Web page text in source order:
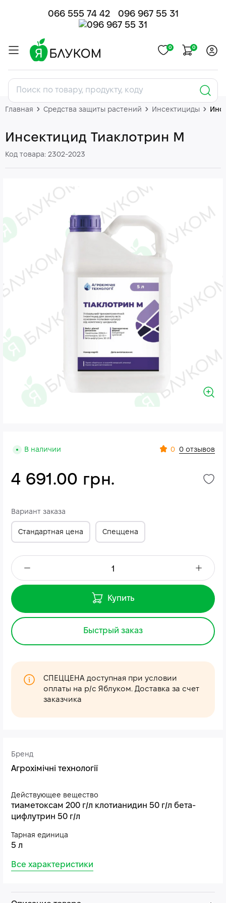
066 555 74 42 096 967 55 31
0 0
Главная Средства защиты растений Инсектициды
Инсектицид Тиаклотрин М
Код товара: 2302-2023
Бренд
Агрохімічні технології
Действующее вещество
тиаметоксам 200 г/л клотианидин 50 г/л бета-
цифлутрин 50 г/л
Тарная единица
5 л
Все характеристики
В наличии 0 0 отзывов
4 691.00 грн.
Вариант заказа
Стандартная цена Спеццена
Купить
Быстрый заказ
СПЕЦЦЕНА доступная при условии
оплаты на р/с Яблуком. Доставка за счет
заказчика